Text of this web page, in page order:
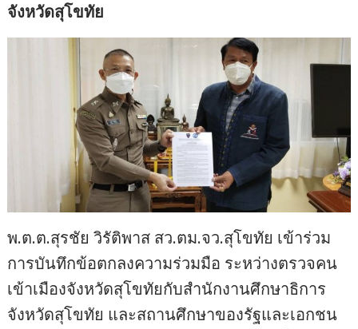
จังหวัดสุโขทัย
พ.ต.ต.สุรชัย วิรัติพาส สว.ตม.จว.สุโขทัย เข้าร่วม
การบันทึกข้อตกลงความร่วมมือ ระหว่างตรวจคน
เข้าเมืองจังหวัดสุโขทัยกับสำนักงานศึกษาธิการ
จังหวัดสุโขทัย และสถานศึกษาของรัฐและเอกชน